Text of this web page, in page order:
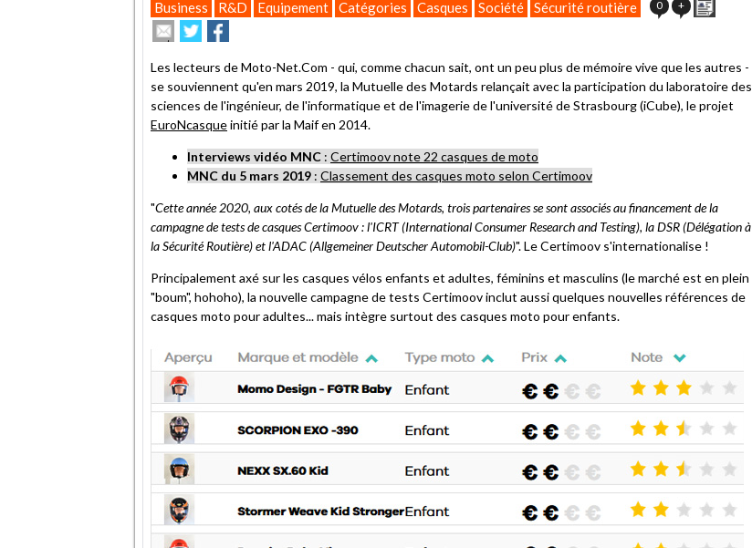
Business R&D Equipement Catégories Casques Société Sécurité routière 0 +
Envoyer
cet
à
un
ami
Partager
sur
sur
Les lecteurs de Moto-Net.Com - qui, comme chacun sait, ont un peu plus de mémoire vive que les autres -
se souviennent qu'en mars 2019, la Mutuelle des Motards relançait avec la participation du laboratoire des
sciences de l'ingénieur, de l'informatique et de l'imagerie de l'université de Strasbourg (iCube), le projet
EuroNcasqueinitié par la Maif en 2014.
Interviews vidéo MNC : Certimoov note 22 casques de moto
MNC du 5 mars 2019 : Classement des casques moto selon Certimoov
"Cette année 2020, aux cotés de la Mutuelle des Motards, trois partenaires se sont associés au financement de la
campagne de tests de casques Certimoov : l'ICRT (International Consumer Research and Testing), la DSR (Délégation à
la Sécurité Routière) et l'ADAC (Allgemeiner Deutscher Automobil-Club)". Le Certimoov s'internationalise !
Principalement axé sur les casques vélos enfants et adultes, féminins et masculins (le marché est en plein
"boum", hohoho), la nouvelle campagne de tests Certimoov inclut aussi quelques nouvelles références de
casques moto pour adultes... mais intègre surtout des casques moto pour enfants.